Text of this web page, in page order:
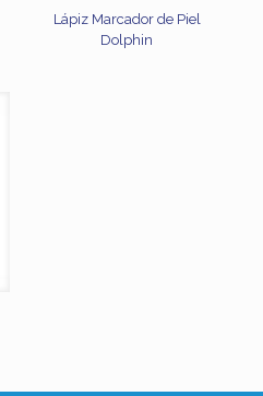
Lápiz Marcador de Piel
Dolphin